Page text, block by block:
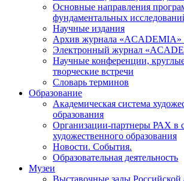
Основные направления
фундаментальных
Научные издания
Архив журнала «ACADEMIA»
Электронный журнал
Научные конференции,
творческие встречи
Словарь терминов
Образование
Академическая система
образования
Организации-партнеры РАХ в
художественного образования
Новости. События.
Образовательная деятельность
Музеи
Выставочные залы Российской